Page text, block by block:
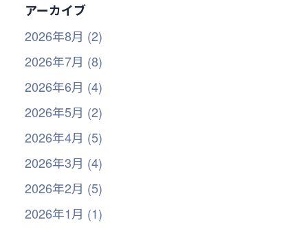
アーカイブ
2026年8月 (2)
2026年7月 (8)
2026年6月 (4)
2026年5月 (2)
2026年4月 (5)
2026年3月 (4)
2026年2月 (5)
2026年1月 (1)